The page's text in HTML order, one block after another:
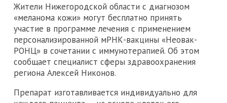
Жители Нижегородской области с диагнозом
«меланома кожи» могут бесплатно принять
участие в программе лечения с применением
персонализированной мРНК-вакцины «Неовак-
РОНЦ» в сочетании с иммунотерапией. Об этом
сообщает специалист сферы здравоохранения
региона Алексей Никонов.
Препарат изготавливается индивидуально для